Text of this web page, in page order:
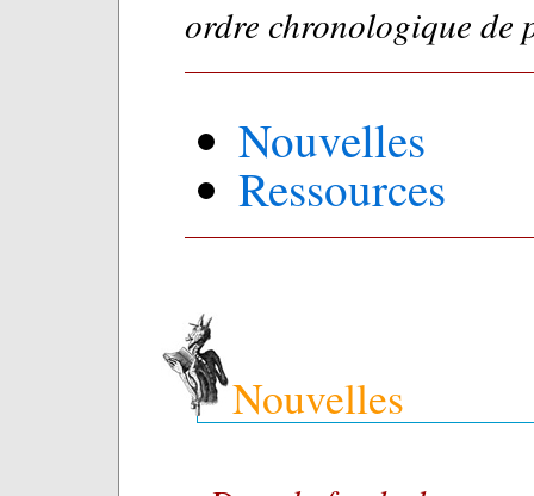
ordre chronologique de
Nouvelles
Ressources
Nouvelles